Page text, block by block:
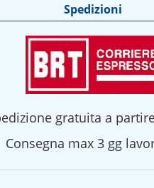
Spedizioni
gratuita a
Consegna max 3 gg